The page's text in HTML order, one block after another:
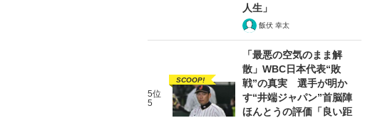
人生」
飯伏 幸太
5位
5
SCOOP!
「最悪の空気のまま解
散」WBC日本代表“敗
戦”の真実 選手が明か
す“井端ジャパン”首脳陣
ほんとうの評価「良い距